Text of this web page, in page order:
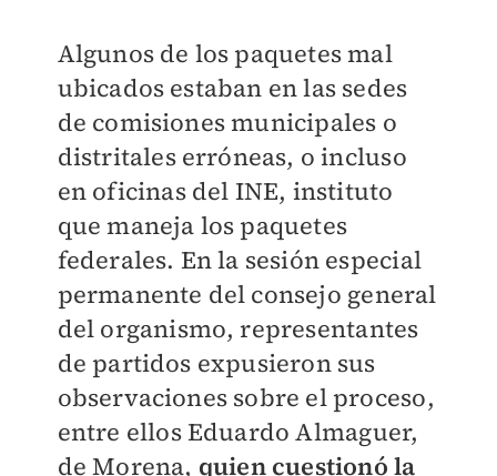
Algunos de los paquetes mal
ubicados estaban en las sedes
de comisiones municipales o
distritales erróneas, o incluso
en oficinas del INE, instituto
que maneja los paquetes
federales. En la sesión especial
permanente del consejo general
del organismo, representantes
de partidos expusieron sus
observaciones sobre el proceso,
entre ellos Eduardo Almaguer,
de Morena, quien cuestionó la